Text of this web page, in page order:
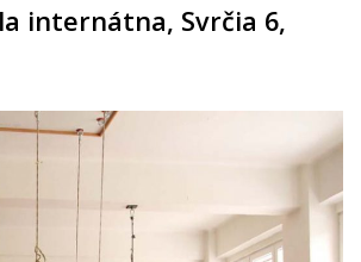
internátna, Svrčia 6,